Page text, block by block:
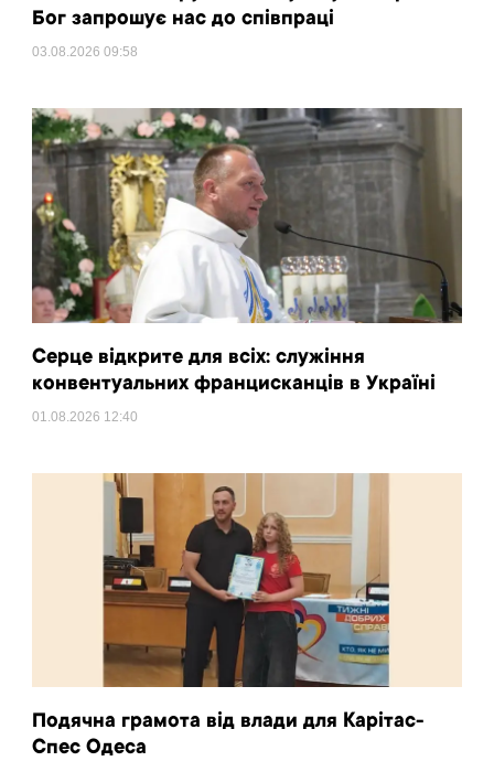
Бог запрошує нас до співпраці
03.08.202609:58
Серце відкрите для всіх: служіння
конвентуальних францисканців в Україні
01.08.2026 12:40
Подячна грамота від влади для Карітас-
Спес Одеса